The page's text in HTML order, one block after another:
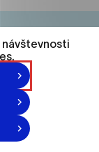
návštevnosti
spojiť s